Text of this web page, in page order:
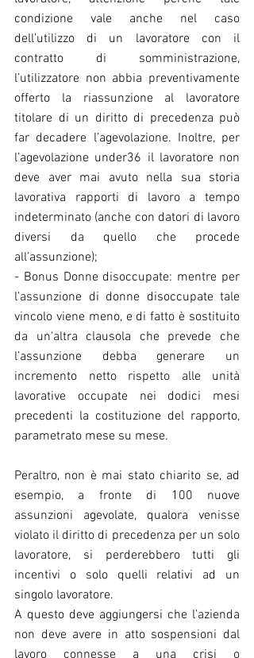
condizione vale anche nel caso
dell’utilizzo di un lavoratore con il
contratto di somministrazione,
l’utilizzatore non abbia preventivamente
offerto la riassunzione al lavoratore
titolare di un diritto di precedenza può
far decadere l’agevolazione. Inoltre, per
l’agevolazione under36 il lavoratore non
deve aver mai avuto nella sua storia
lavorativa rapporti di lavoro a tempo
indeterminato (anche con datori di lavoro
diversi da quello che procede
all’assunzione);
- Bonus Donne disoccupate: mentre per
l’assunzione di donne disoccupate tale
vincolo viene meno, e di fatto è sostituito
da un'altra clausola che prevede che
l’assunzione debba generare un
incremento netto rispetto alle unità
lavorative occupate nei dodici mesi
precedenti la costituzione del rapporto,
parametrato mese su mese.
Peraltro, non è mai stato chiarito se, ad
esempio, a fronte di 100 nuove
assunzioni agevolate, qualora venisse
violato il diritto di precedenza per un solo
lavoratore, si perderebbero tutti gli
incentivi o solo quelli relativi ad un
singolo lavoratore.
A questo deve aggiungersi che l’azienda
non deve avere in atto sospensioni dal
lavoro connesse a una crisi o